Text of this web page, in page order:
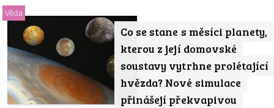
Co se stane s měsíci planety,
kterou z její domovské
soustavy vytrhne prolétající
hvězda? Nové simulace
přinášejí překvapivou
Věda